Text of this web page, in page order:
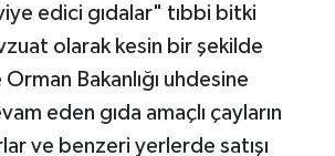
edici gıdalar" tıbbi bitki
olarak kesin bir şekilde
Orman Bakanlığı uhdesine
eden gıda amaçlı çayların
ve benzeri yerlerde satışı